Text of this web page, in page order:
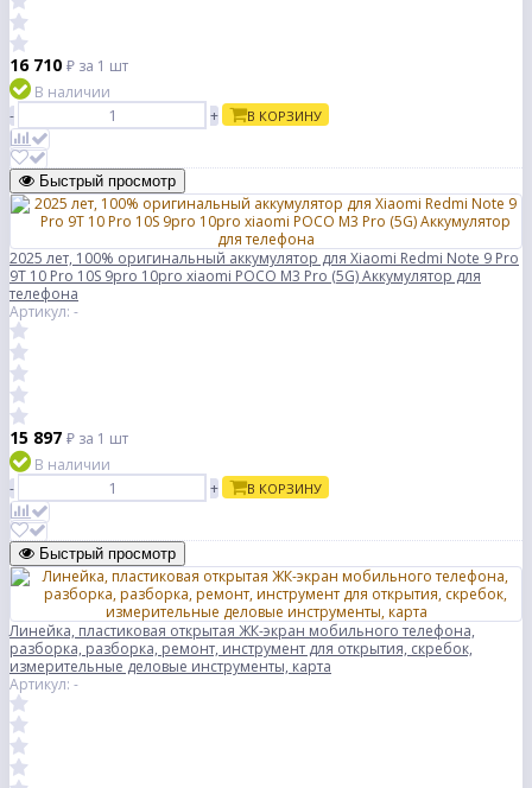
16 710 ₽ за 1 шт
В наличии
-
+ В КОРЗИНУ
Быстрый просмотр
2025 лет, 100% оригинальный аккумулятор для Xiaomi Redmi Note 9 Pro
9T 10 Pro 10S 9pro 10pro xiaomi POCO M3 Pro (5G) Аккумулятор для
телефона
Артикул: -
15 897 ₽ за 1 шт
В наличии
-
+ В КОРЗИНУ
Быстрый просмотр
Линейка, пластиковая открытая ЖК-экран мобильного телефона,
разборка, разборка, ремонт, инструмент для открытия, скребок,
измерительные деловые инструменты, карта
Артикул: -